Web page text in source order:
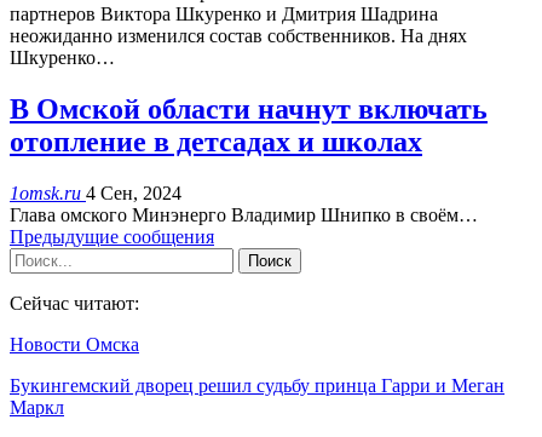
партнеров Виктора Шкуренко и Дмитрия Шадрина
неожиданно изменился состав собственников. На днях
Шкуренко…
В Омской области начнут включать
отопление в детсадах и школах
1omsk.ru 4 Сен, 2024
Глава омского Минэнерго Владимир Шнипко в своём…
Предыдущие сообщения
Сейчас читают:
Новости Омска
Букингемский дворец решил судьбу принца Гарри и Меган
Маркл